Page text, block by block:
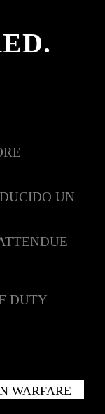
UN
DUTY
WARFARE